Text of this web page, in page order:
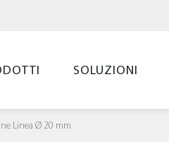
SOLUZIONI
Linea Ø 20 mm